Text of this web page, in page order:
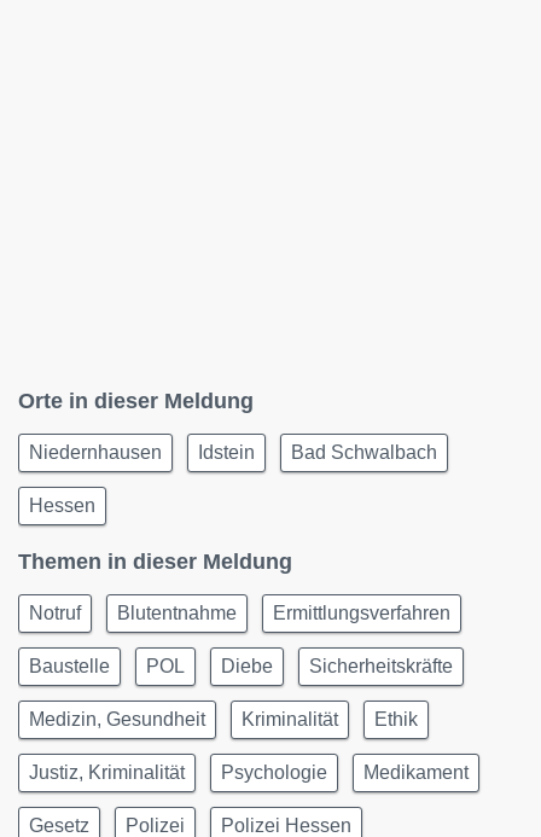
Orte in dieser Meldung
Niedernhausen Idstein Bad Schwalbach
Hessen
Themen in dieser Meldung
Notruf Blutentnahme Ermittlungsverfahren
Baustelle POL Diebe Sicherheitskräfte
Medizin, Gesundheit Kriminalität Ethik
Justiz, Kriminalität Psychologie Medikament
Gesetz Polizei Polizei Hessen